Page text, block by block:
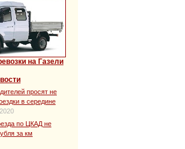
на Газели
просят не
в середине
по ЦКАД не
за км